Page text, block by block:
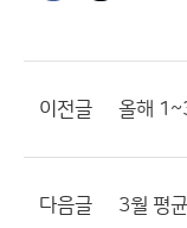
이전글 올해
다음글 3월 평